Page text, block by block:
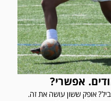
אפשרי?
אופק ששון עושה את זה.